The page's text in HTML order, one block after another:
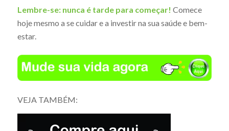
Lembre-se: nunca é tarde para começar! Comece
hoje mesmo a se cuidar e a investir na sua saúde e bem-
estar.
VEJA TAMBÉM: